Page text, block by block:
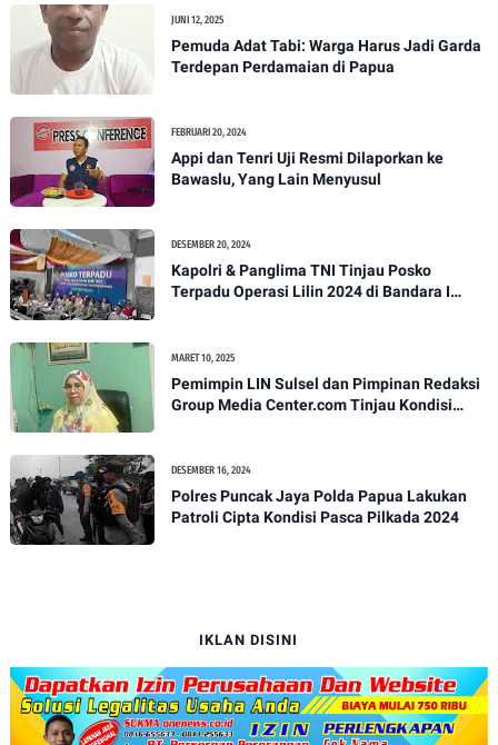
JUNI 12, 2025
Pemuda Adat Tabi: Warga Harus Jadi Garda
Terdepan Perdamaian di Papua
FEBRUARI 20, 2024
Appi dan Tenri Uji Resmi Dilaporkan ke
Bawaslu, Yang Lain Menyusul
DESEMBER 20, 2024
Kapolri & Panglima TNI Tinjau Posko
Terpadu Operasi Lilin 2024 di Bandara I
MARET 10, 2025
Pemimpin LIN Sulsel dan Pimpinan Redaksi
Group Media Center.com Tinjau Kondisi
DESEMBER 16, 2024
Polres Puncak Jaya Polda Papua Lakukan
Patroli Cipta Kondisi Pasca Pilkada 2024
IKLAN DISINI